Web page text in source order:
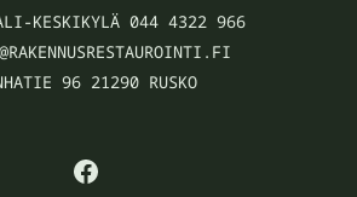
KESKIKYLÄ 044 4322 966
96 21290 RUSKO
FACEBOOK